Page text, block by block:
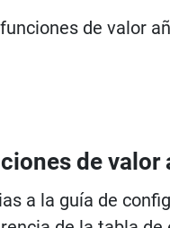
de valor
de valor
a la guía de